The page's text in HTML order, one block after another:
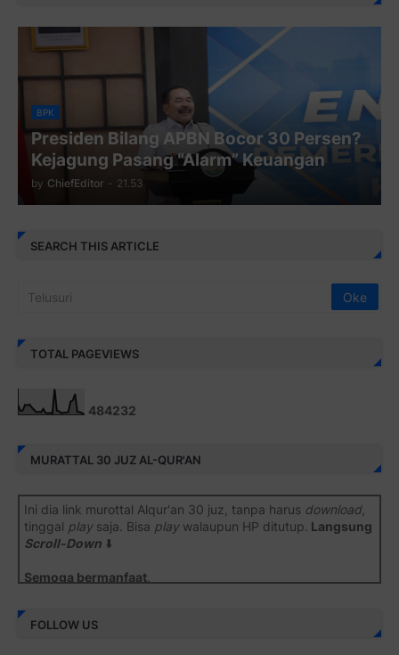
BPK
Presiden Bilang APBN Bocor 30 Persen?
Kejagung Pasang “Alarm” Keuangan
by ChiefEditor - 21.53
SEARCH THIS ARTICLE
TOTAL PAGEVIEWS
484232
MURATTAL 30 JUZ AL-QUR'AN
Ini dia link murottal Alqur'an 30 juz, tanpa harus download,
tinggal playsaja. Bisa playwalaupun HP ditutup. Langsung
Scroll-Down ⬇️
Semoga bermanfaat
Juz 1 ⇨
FOLLOW US